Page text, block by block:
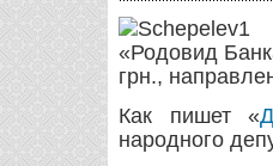
«Родовид
грн.,
Как пишет «
народного